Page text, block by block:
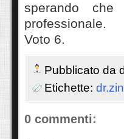
sperando
professionale.
Voto 6.
Pubblicato da
Etichette:
0 commenti: